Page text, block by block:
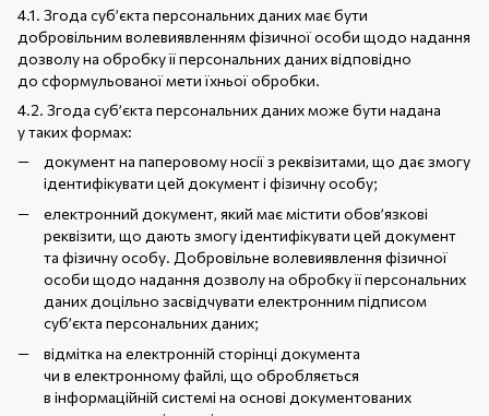
4.1. Згода суб’єкта персональних даних має бути
добровільним волевиявленням фізичної особи щодо надання
дозволу на обробку її персональних даних відповідно
до сформульованої мети їхньої обробки.
4.2. Згода суб’єкта персональних даних може бути надана
у таких формах:
документ на паперовому носії з реквізитами, що дає змогу
ідентифікувати цей документ і фізичну особу;
електронний документ, який має містити обов’язкові
реквізити, що дають змогу ідентифікувати цей документ
та фізичну особу. Добровільне волевиявлення фізичної
особи щодо надання дозволу на обробку її персональних
даних доцільно засвідчувати електронним підписом
суб’єкта персональних даних;
відмітка на електронній сторінці документа
чи в електронному файлі, що обробляється
в інформаційній системі на основі документованих